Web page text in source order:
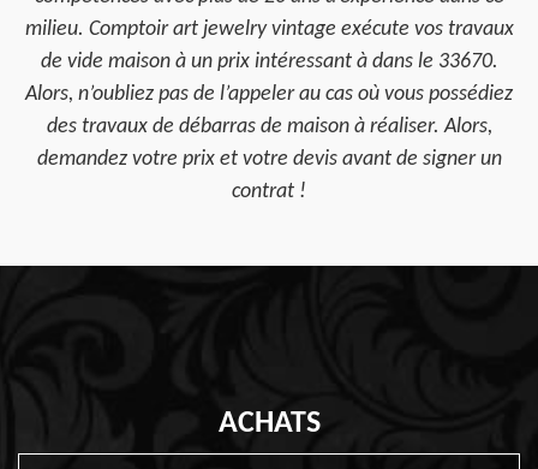
milieu. Comptoir art jewelry vintage exécute vos travaux
de vide maison à un prix intéressant à dans le 33670.
Alors, n’oubliez pas de l’appeler au cas où vous possédiez
des travaux de débarras de maison à réaliser. Alors,
demandez votre prix et votre devis avant de signer un
contrat !
ACHATS